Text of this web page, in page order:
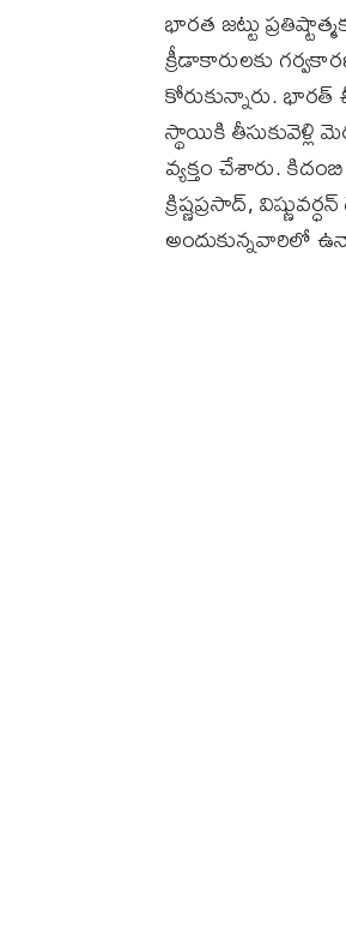
భారత జట్టు
క్రీడాకారులకు
కోరుకున్నారు. భారత్
స్థాయికి తీసుకువెళ్లి
వ్యక్తం చేశారు.
క్రిష్ణప్రసాద్,
అందుకున్నవారిలో